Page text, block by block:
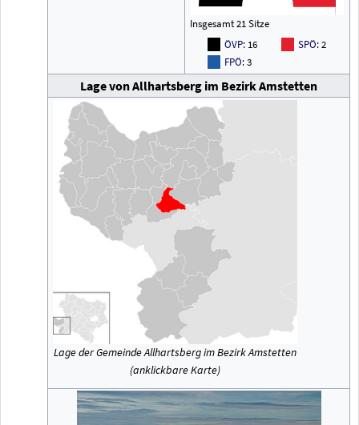
Insgesamt 21 Sitze
ÖVP: 16
FPÖ: 3
SPÖ: 2
Lage von Allhartsberg im Bezirk Amstetten
Lage der Gemeinde Allhartsberg im Bezirk Amstetten
(anklickbare Karte)